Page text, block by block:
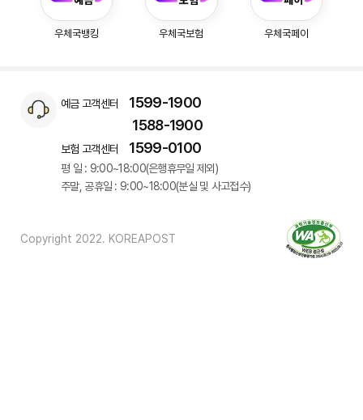
우체국뱅킹 우체국보험 우체국페이
예금 고객센터
1599-1900
1588-1900
보험 고객센터 1599-0100
평 일 : 9:00~18:00(은행휴무일 제외)
주말, 공휴일 : 9:00~18:00(분실 및 사고접수)
Copyright 2022. KOREAPOST